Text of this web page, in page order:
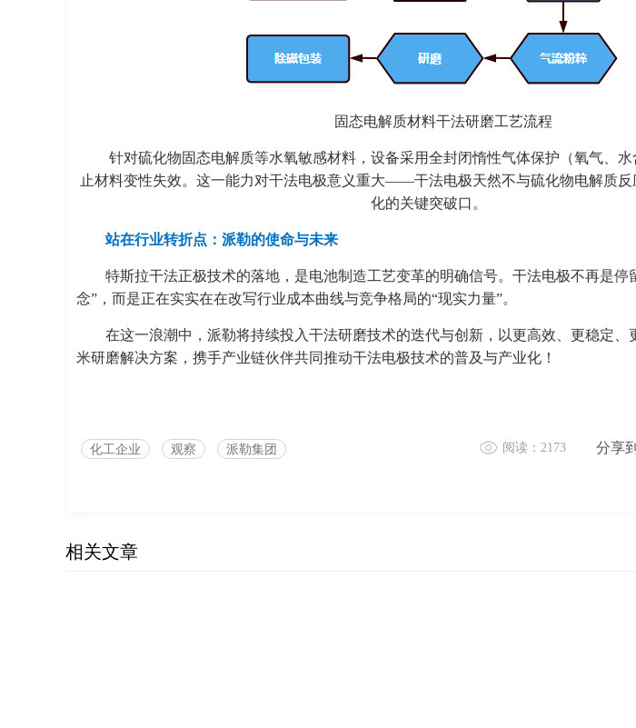
固态电解质材料干法研磨工艺流程
针对硫化物固态电解质等水氧敏感材料，设备采用全封闭惰性气体保护（氧气、水
止材料变性失效。这一能力对干法电极意义重大——干法电极天然不与硫化物电解质反
化的关键突破口。
站在行业转折点：派勒的使命与未来
特斯拉干法正极技术的落地，是电池制造工艺变革的明确信号。干法电极不再是停
念”，而是正在实实在在改写行业成本曲线与竞争格局的“现实力量”。
在这一浪潮中，派勒将持续投入干法研磨技术的迭代与创新，以更高效、更稳定、
米研磨解决方案，携手产业链伙伴共同推动干法电极技术的普及与产业化！
化工企业 观察 派勒集团 阅读：2173 分享
相关文章